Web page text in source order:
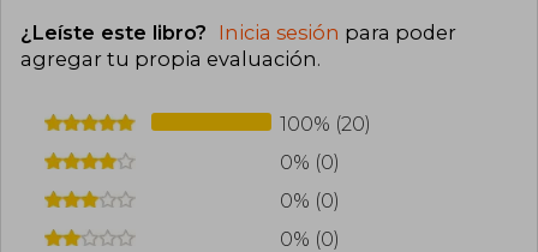
¿Leíste este libro? Inicia sesión para poder
agregar tu propia evaluación.
100% (20)
0% (0)
0% (0)
0% (0)